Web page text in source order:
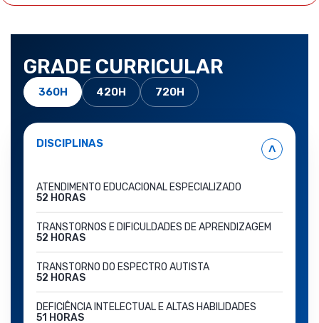
GRADE CURRICULAR
360H 420H 720H
DISCIPLINAS ˄
ATENDIMENTO EDUCACIONAL ESPECIALIZADO
52 HORAS
TRANSTORNOS E DIFICULDADES DE APRENDIZAGEM
52 HORAS
TRANSTORNO DO ESPECTRO AUTISTA
52 HORAS
DEFICIÊNCIA INTELECTUAL E ALTAS HABILIDADES
51 HORAS